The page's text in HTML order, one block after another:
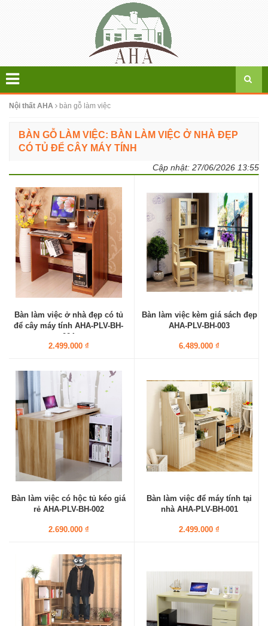
Nội thất AHA bàn gỗ làm việc
BÀN GỖ LÀM VIỆC: BÀN LÀM VIỆC Ở NHÀ ĐẸP
CÓ TỦ ĐỂ CÂY MÁY TÍNH
Cập nhật: 27/06/2026 13:55
Bàn làm việc ở nhà đẹp có tủ
để cây máy tính AHA-PLV-BH-
004
2.499.000 ₫
Bàn làm việc kèm giá sách đẹp
AHA-PLV-BH-003
6.489.000 ₫
Bàn làm việc có hộc tủ kéo giá
rẻ AHA-PLV-BH-002
2.690.000 ₫
Bàn làm việc để máy tính tại
nhà AHA-PLV-BH-001
2.499.000 ₫